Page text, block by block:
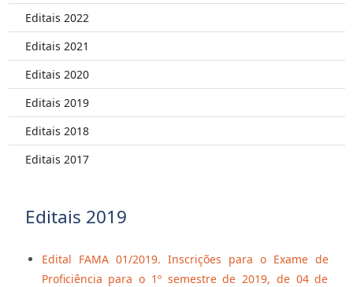
Editais 2022
Editais 2021
Editais 2020
Editais 2019
Editais 2018
Editais 2017
Editais 2019
Edital FAMA 01/2019. Inscrições para o Exame de
Proficiência para o 1º semestre de 2019, de 04 de